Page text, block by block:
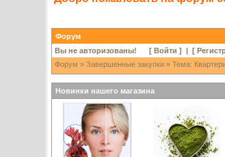
Форум
Вы не авторизованы! [ Войти ] | [
Форум » Завершенные закупки» Тема:
Новинки нашего магазина